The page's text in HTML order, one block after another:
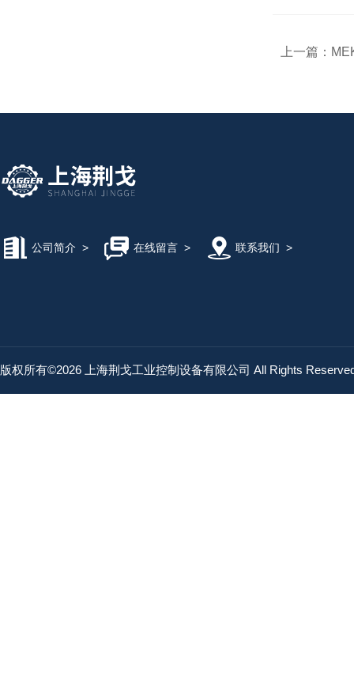
上一篇：
公司简介 > 在线留言> 联系我们 >
版权所有©2026 上海荆戈工业控制设备有限公司 All Rights